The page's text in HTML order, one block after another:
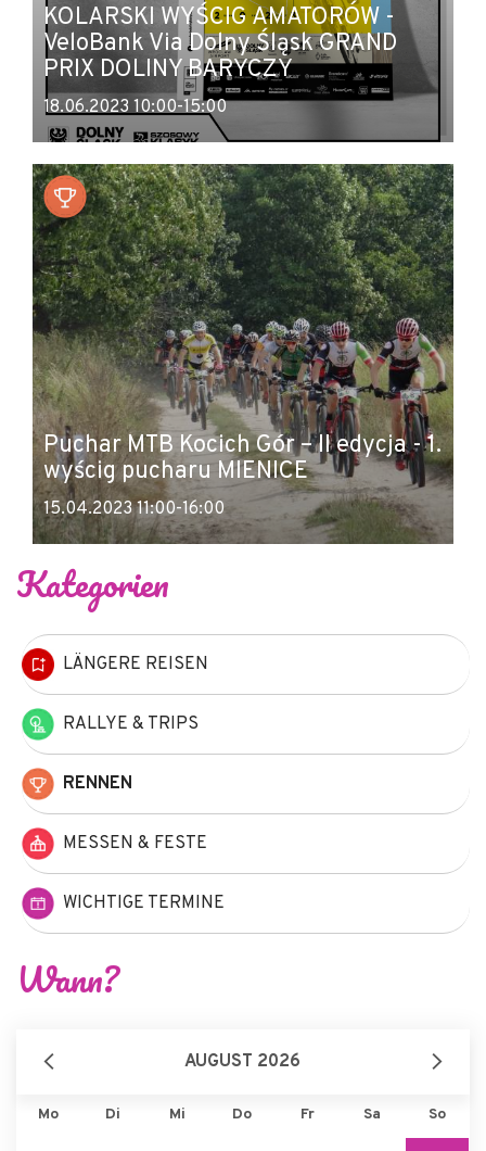
KOLARSKI WYŚCIG AMATORÓW -
VeloBank Via Dolny Śląsk GRAND
PRIX DOLINY BARYCZY
18.06.2023 10:00-15:00
Puchar MTB Kocich Gór – II edycja - 1.
wyścig pucharu MIENICE
15.04.2023 11:00-16:00
Kategorien
LÄNGERE REISEN
RALLYE & TRIPS
RENNEN
MESSEN & FESTE
WICHTIGE TERMINE
Wann?
AUGUST 2026
Mo Di Mi Do Fr Sa So